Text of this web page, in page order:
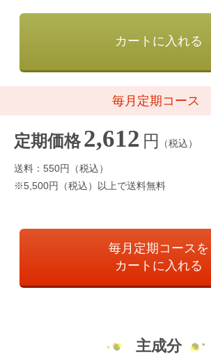
カートに入れる
毎月定期コース
定期価格2,612 円 （税込）
送料：550円（税込）
※5,500円（税込）以上で送料無料
毎月定期コースを
カートに入れる
主成分